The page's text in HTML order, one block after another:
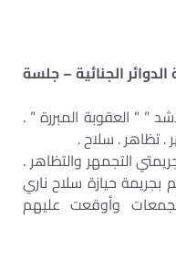
لسنة ٨٧ قضائية الدوائر الجنائية – جلسة
” ” العقوبة المبررة ” .
تظاهر . سلاح .
التجمهر والتظاهر .
حيازة سلاح ناري
وأوقعت عليهم